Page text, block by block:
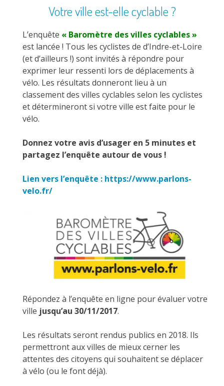
Votre ville est-elle cyclable ?
L’enquête « Baromètre des villes cyclables »
est lancée ! Tous les cyclistes de d’Indre-et-Loire
(et d’ailleurs !) sont invités à répondre pour
exprimer leur ressenti lors de déplacements à
vélo. Les résultats donneront lieu à un
classement des villes cyclables selon les cyclistes
et détermineront si votre ville est faite pour le
vélo.
Donnez votre avis d’usager en 5 minutes et
partagez l’enquête autour de vous !
Lien vers l’enquête : https://www.parlons-
velo.fr/
Répondez à l’enquête en ligne pour évaluer votre
ville jusqu’au 30/11/2017.
Les résultats seront rendus publics en 2018. Ils
permettront aux villes de mieux cerner les
attentes des citoyens qui souhaitent se déplacer
à vélo (ou le font déjà).